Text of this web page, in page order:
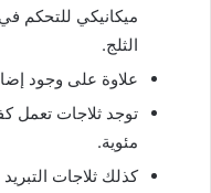
ميكانيكي للتحكم
الثلج.
علاوة على وجود
مئوية.